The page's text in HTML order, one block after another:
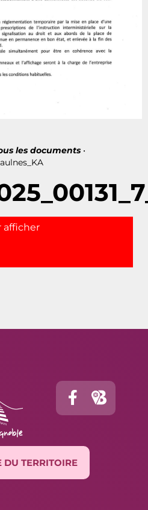
les documents •
afficher
DU TERRITOIRE